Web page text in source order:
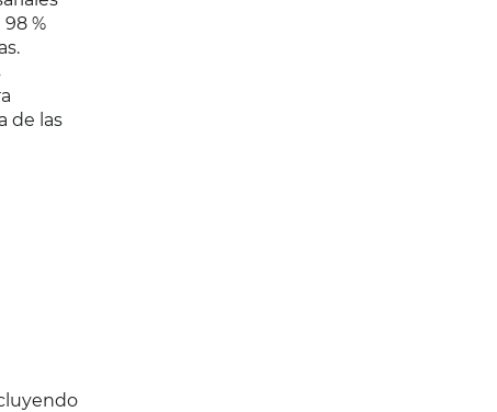
%
de las